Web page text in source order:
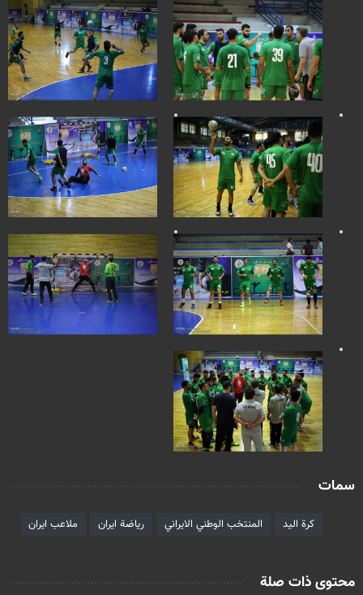
سمات
كرة اليد المنتخب الوطني الايراني رياضة ايران ملاعب ايران
محتوى ذات صلة